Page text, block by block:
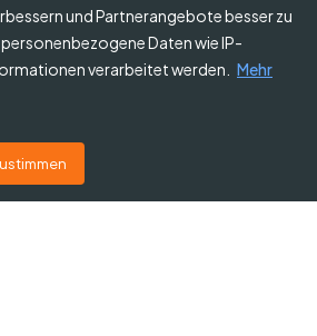
und Partnerangebote besser zu
Daten wie IP-
verarbeitet werden.
Mehr